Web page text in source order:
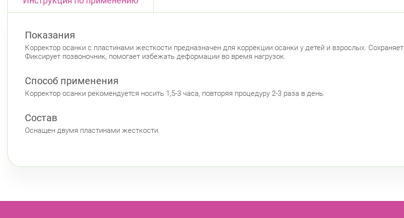
Показания
Корректор осанки с пластинами жесткости предназначен для коррекции осанки у детей и взрослых.
Фиксирует позвоночник, помогает избежать деформации во время нагрузок.
Способ применения
Корректор осанки рекомендуется носить 1,5-3 часа, повторяя процедуру 2-3 раза в день.
Состав
Оснащен двумя пластинами жесткости.